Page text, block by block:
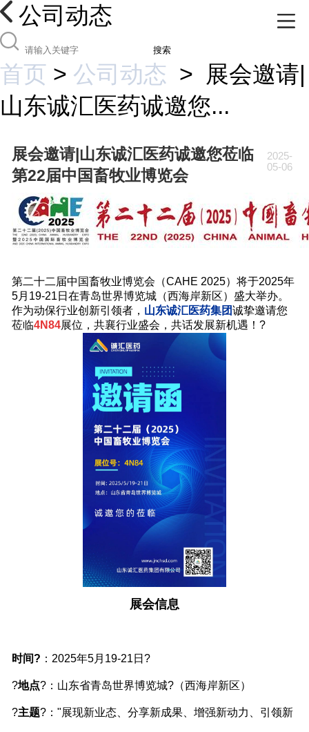
公司动态
搜索
首页 > 公司动态 >
展会邀请|
山东诚汇医药诚邀您...
展会邀请|山东诚汇医药诚邀您莅临
第22届中国畜牧业博览会
2025-
05-06
第二十二届中国畜牧业博览会（CAHE 2025）将于2025年
5月19-21日在青岛世界博览城（西海岸新区）盛大举办。
作为动保行业创新引领者， 山东诚汇医药集团诚挚邀请您
莅临4N84展位，共襄行业盛会，共话发展新机遇！?
展会信息
时间? ：2025年5月19-21日?
?地点?：山东省青岛世界博览城?（西海岸新区）
?主题?："展现新业态、分享新成果、增强新动力、引领新